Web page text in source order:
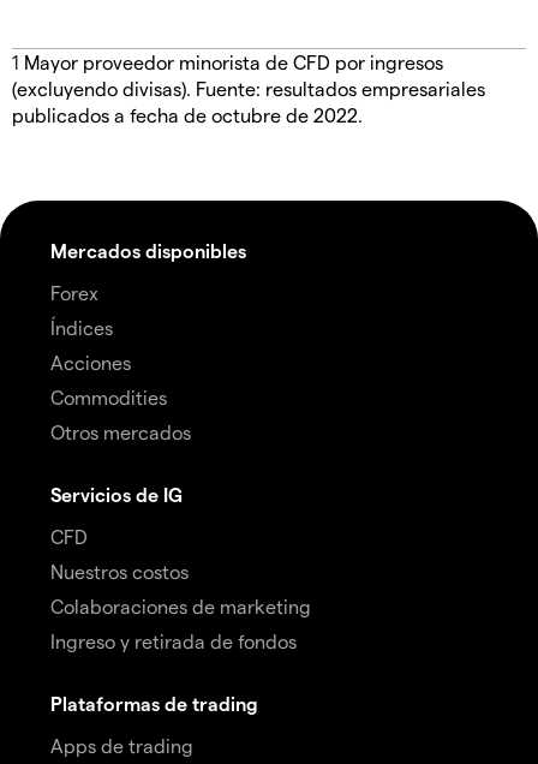
1 Mayor proveedor minorista de CFD por ingresos
(excluyendo divisas). Fuente: resultados empresariales
publicados a fecha de octubre de 2022.
Mercados disponibles
Forex
Índices
Acciones
Commodities
Otros mercados
Servicios de IG
CFD
Nuestros costos
Colaboraciones de marketing
Ingreso y retirada de fondos
Plataformas de trading
Apps de trading